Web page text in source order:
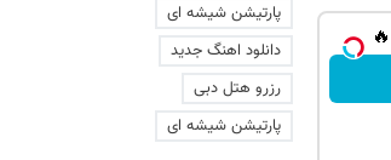
پارتیشن شیشه ای
دانلود اهنگ جدید
رزرو هتل دبی
پارتیشن شیشه ای